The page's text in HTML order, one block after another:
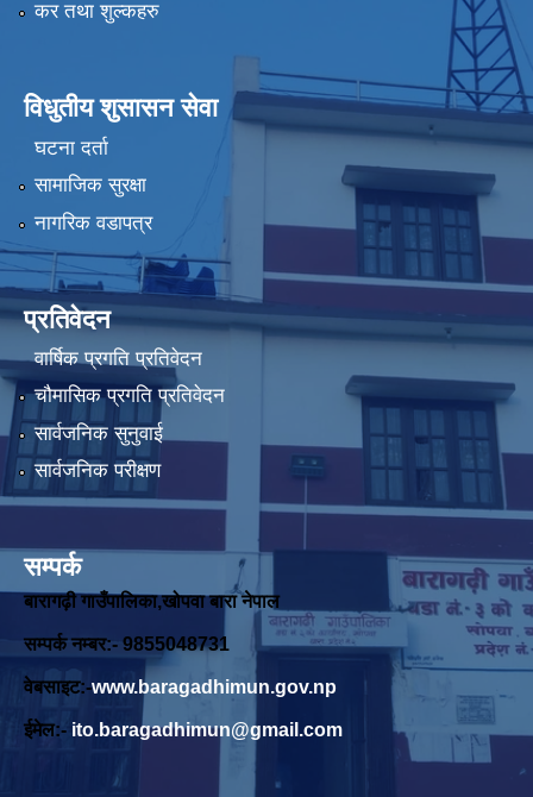
कर तथा शुल्कहरु
विधुतीय शुसासन सेवा
घटना दर्ता
सामाजिक सुरक्षा
नागरिक वडापत्र
प्रतिवेदन
वार्षिक प्रगति प्रतिवेदन
चौमासिक प्रगति प्रतिवेदन
सार्वजनिक सुनुवाई
सार्वजनिक परीक्षण
सम्पर्क
बारागढ़ी गाउँपालिका,खोपवा बारा नेपाल
सम्पर्क नम्बर:- 9855048731
वेबसाइट:-www.baragadhimun.gov.np
ईमेल:- ito.baragadhimun@gmail.com